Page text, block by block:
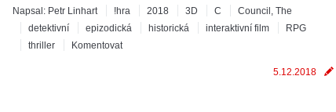
Napsal: Petr Linhart !hra 2018 3D C
Council, The
detektivní
epizodická historická interaktivní film
RPG
thriller
Komentovat
5.12.2018